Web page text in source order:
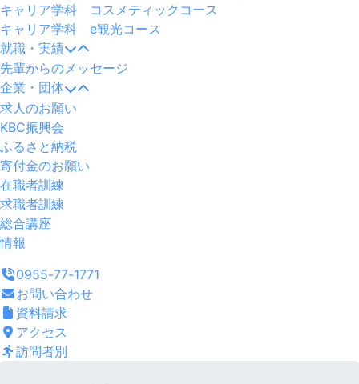
キャリア学科 コスメティックコース
キャリア学科 e観光コース
就職・実績
先輩からのメッセージ
企業・団体
求人のお願い
KBC振興会
ふるさと納税
寄付金のお願い
在職者訓練
求職者訓練
総合講座
情報
0955-77-1771
お問い合わせ
資料請求
アクセス
訪問者別